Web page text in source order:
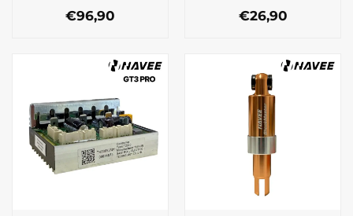
€96,90 €26,90